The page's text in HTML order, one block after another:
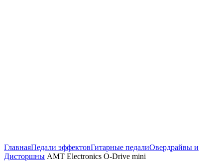
ГлавнаяПедали эффектовГитарные педалиОвердрайвы и
Дисторшны AMT Electronics O-Drive mini